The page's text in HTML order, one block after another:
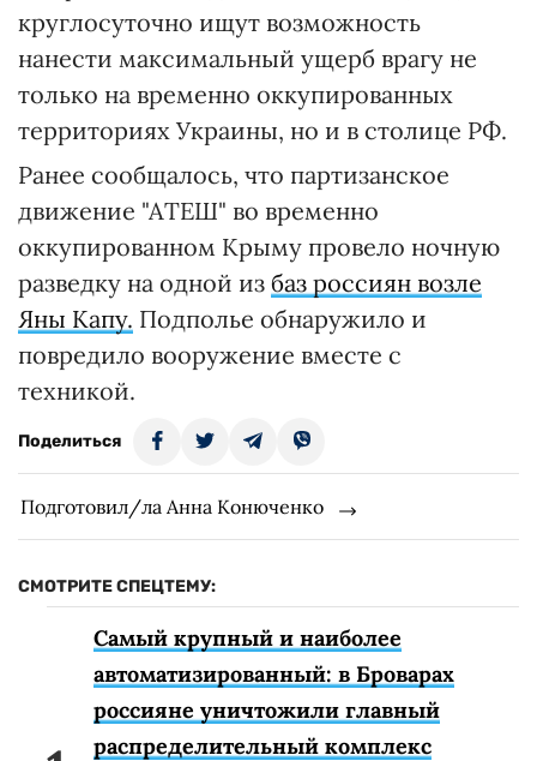
круглосуточно ищут возможность
нанести максимальный ущерб врагу не
только на временно оккупированных
территориях Украины, но и в столице РФ.
Ранее сообщалось, что партизанское
движение "АТЕШ" во временно
оккупированном Крыму провело ночную
разведку на одной из баз россиян возле
Яны Капу. Подполье обнаружило и
повредило вооружение вместе с
техникой.
Поделиться
Подготовил/ла Анна Конюченко
СМОТРИТЕ СПЕЦТЕМУ:
Самый крупный и наиболее
автоматизированный: в Броварах
россияне уничтожили главный
распределительный комплекс